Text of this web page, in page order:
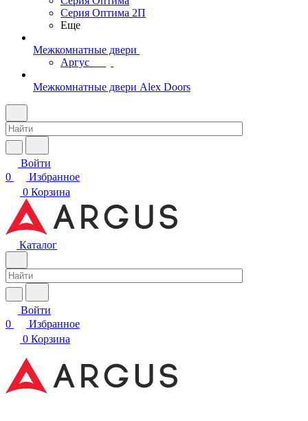
Серия Оптима 2П
Еще
Межкомнатные двери
Аргус
Межкомнатные двери Alex Doors
Войти
0
Избранное
0 Корзина
Каталог
Войти
0
Избранное
0 Корзина